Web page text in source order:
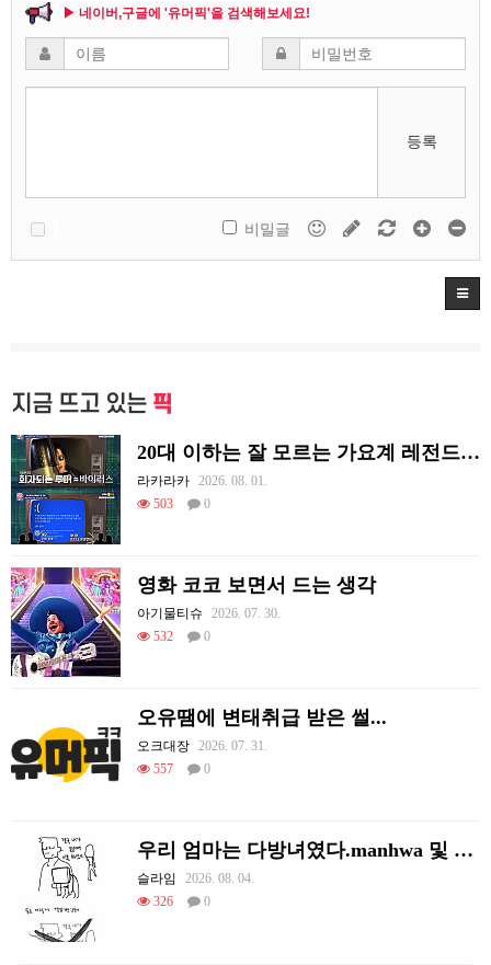
▶ 네이버,구글에 '유머픽'을 검색해보세요!
등록
비밀글
지금 뜨고 있는 픽
20대 이하는 잘 모르는 가요계 레전드 썰
라카라카 2026. 08. 01.
503
0
영화 코코 보면서 드는 생각
아기물티슈
2026. 07. 30.
532
0
오유땜에 변태취급 받은 썰...
오크대장 2026. 07. 31.
557
0
우리 엄마는 다방녀였다.manhwa 및 후기
슬라임
2026. 08. 04.
326
0